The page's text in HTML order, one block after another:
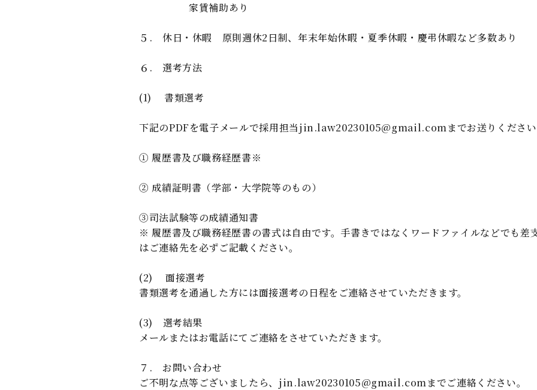
家賃補助あり
５. 休日・休暇 原則週休2日制、年末年始休暇・夏季休暇・慶弔休暇など多数あり
６. 選考方法
(1) 書類選考
下記のPDFを電子メールで採用担当jin.law20230105@gmail.comまでお送りくださ
① 履歴書及び職務経歴書※
② 成績証明書（学部・大学院等のもの）
③司法試験等の成績通知書
※ 履歴書及び職務経歴書の書式は自由です。手書きではなくワードファイルなどでも差
はご連絡先を必ずご記載ください。
(2) 面接選考
書類選考を通過した方には面接選考の日程をご連絡させていただきます。
(3) 選考結果
メールまたはお電話にてご連絡をさせていただきます。
７. お問い合わせ
ご不明な点等ございましたら、 jin.law20230105@gmail.comまでご連絡ください。